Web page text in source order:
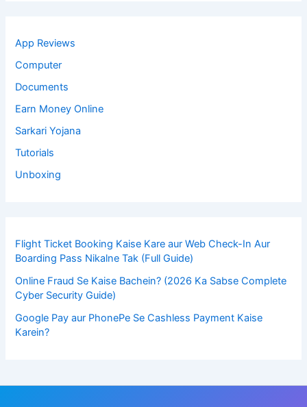
App Reviews
Computer
Documents
Earn Money Online
Sarkari Yojana
Tutorials
Unboxing
Flight Ticket Booking Kaise Kare aur Web Check-In Aur
Boarding Pass Nikalne Tak (Full Guide)
Online Fraud Se Kaise Bachein? (2026 Ka Sabse Complete
Cyber Security Guide)
Google Pay aur PhonePe Se Cashless Payment Kaise
Karein?